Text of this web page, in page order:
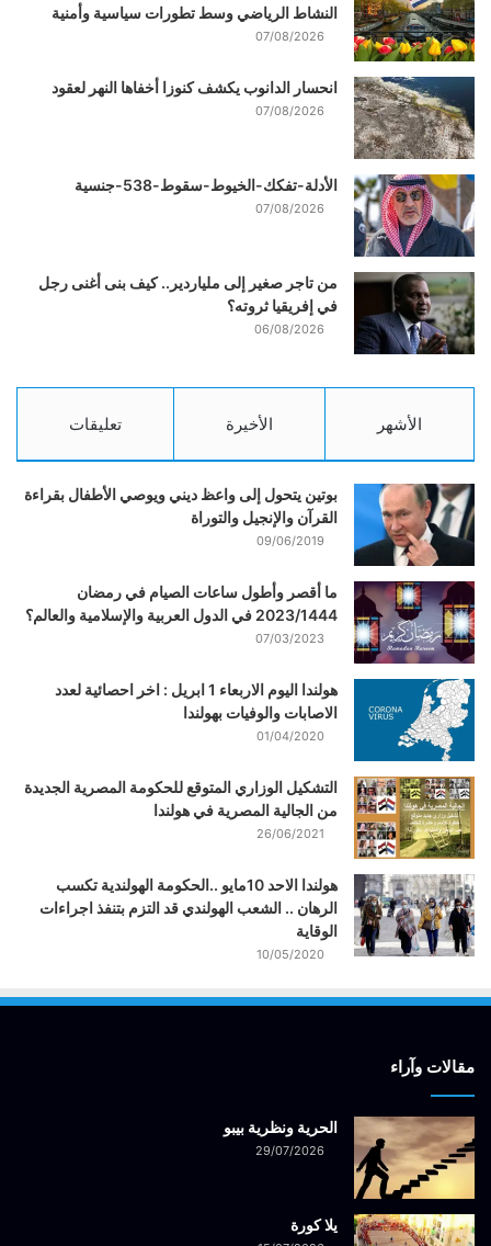
النشاط الرياضي وسط تطورات سياسية وأمنية
07/08/2026
انحسار الدانوب يكشف كنوزا أخفاها النهر لعقود
07/08/2026
الأدلة-تفكك-الخيوط-سقوط-538-جنسية
07/08/2026
من تاجر صغير إلى ملياردير.. كيف بنى أغنى رجل
في إفريقيا ثروته؟
06/08/2026
الأشهر الأخيرة تعليقات
بوتين يتحول إلى واعظ ديني ويوصي الأطفال بقراءة
القرآن والإنجيل والتوراة
09/06/2019
ما أقصر وأطول ساعات الصيام في رمضان
2023/1444 في الدول العربية والإسلامية والعالم؟
07/03/2023
هولندا اليوم الاربعاء 1 ابريل : اخر احصائية لعدد
الاصابات والوفيات بهولندا
01/04/2020
التشكيل الوزاري المتوقع للحكومة المصرية الجديدة
من الجالية المصرية في هولندا
26/06/2021
هولندا الاحد 10مايو ..الحكومة الهولندية تكسب
الرهان .. الشعب الهولندي قد التزم بتنفذ اجراءات
الوقاية
10/05/2020
مقالات وآراء
الحرية ونظرية بيبو
29/07/2026
يلا كورة